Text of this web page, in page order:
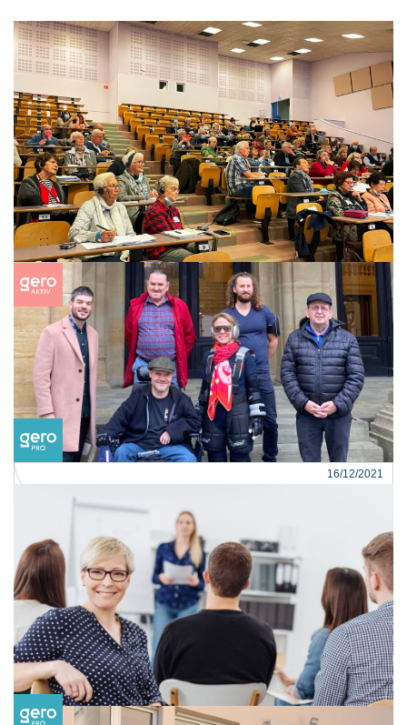
16/12/2021
ArticlesRétrospective
3e Congrès européen des seniors de la
Grande Région
Lire la suite
16/12/2021
Articles
AgeMan chez GERO
Lire la suite